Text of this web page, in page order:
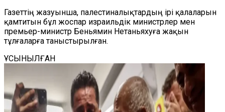
Газеттің жазуынша, палестиналықтардың ірі қалаларын
қамтитын бұл жоспар израильдік министрлер мен
премьер-министр Беньямин Нетаньяхуға жақын
тұлғаларға таныстырылған.
ҰСЫНЫЛҒАН